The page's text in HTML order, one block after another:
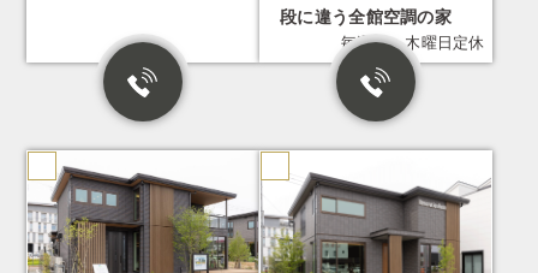
段に違う全館空調の家
毎週水・木曜日定休